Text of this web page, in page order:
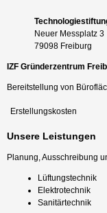
Neuer Messplatz 3
79098 Freiburg
IZF Gründerzentrum
Bereitstellung von
Erstellungskosten
Unsere Leistungen
Planung, Ausschreibung
Lüftungstechnik
Elektrotechnik
Sanitärtechnik